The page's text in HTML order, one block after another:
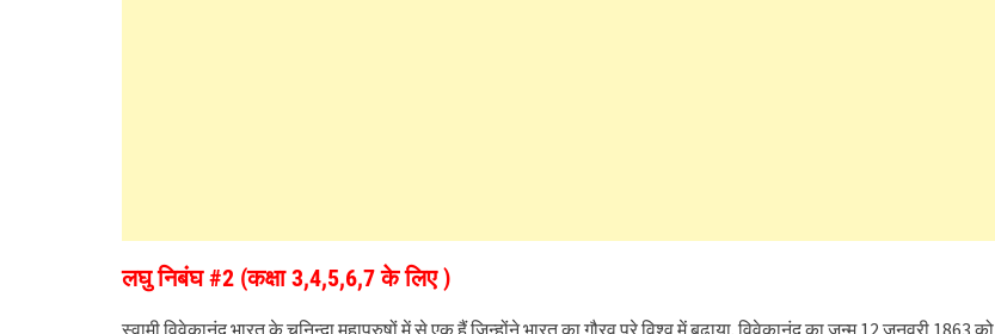
लघु निबंघ #2 (कक्षा 3,4,5,6,7 के लिए )
स्वामी विवेकानंद भारत के चुनिन्दा महापुरुषों में से एक हैं जिन्होंने भारत का गौरव पूरे विश्व में बढाया. विवेकानंद का जन्म 12 जनवरी 1863 को